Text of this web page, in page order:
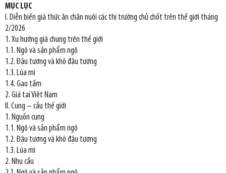
MỤC LỤC
I. Diễn biến giá thức ăn chăn nuôi các thị trường chủ chốt trên thế giới tháng
2/2026
1. Xu hướng giá chung trên thế giới
1.1. Ngô và sản phẩm ngô
1.2. Đậu tương và khô đậu tương
1.3. Lúa mì
1.4. Gạo tấm
2. Giá tại Việt Nam
II. Cung – cầu thế giới
1. Nguồn cung
1.1. Ngô và sản phẩm ngô
1.2. Đậu tương và khô đậu tương
1.3. Lúa mì
2. Nhu cầu